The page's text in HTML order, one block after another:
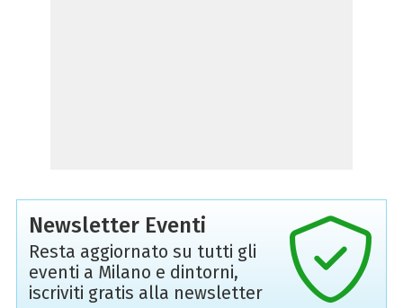
Newsletter Eventi
Resta aggiornato su tutti gli
eventi a Milano e dintorni,
iscriviti gratis alla newsletter